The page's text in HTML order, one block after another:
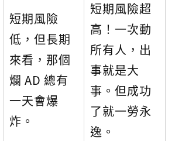
短期風險
低，但長期
來看，那個
爛 AD 總有
一天會爆
炸。
短期風險超
高！一次動
所有人，出
事就是大
事。但成功
了就一勞永
逸。